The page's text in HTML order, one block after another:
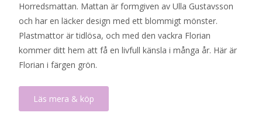
Horredsmattan. Mattan är formgiven av Ulla Gustavsson
och har en läcker design med ett blommigt mönster.
Plastmattor är tidlösa, och med den vackra Florian
kommer ditt hem att få en livfull känsla i många år. Här är
Florian i färgen grön.
Läs mera & köp